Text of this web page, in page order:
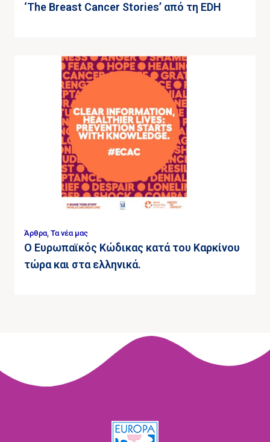
‘The Breast Cancer Stories’ από τη EDH
Άρθρα, Τα νέα μας
Ο Ευρωπαϊκός Κώδικας κατά του Καρκίνου
τώρα και στα ελληνικά.